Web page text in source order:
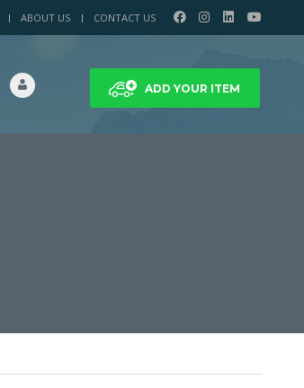
ABOUT US CONTACT US
ADD YOUR ITEM